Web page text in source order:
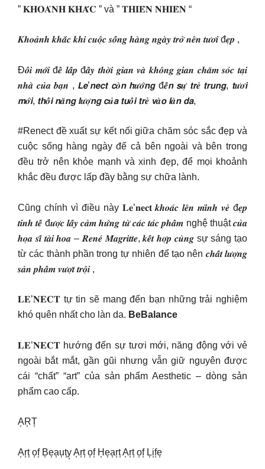
” 𝐊𝐇𝐎𝐀̉𝐍𝐇 𝐊𝐇𝐀̆́𝐂 ” và ” 𝐓𝐇𝐈𝐄̂𝐍 𝐍𝐇𝐈𝐄̂𝐍 “
𝑲𝒉𝒐𝒂̉𝒏𝒉 𝒌𝒉𝒂̆́𝒄 𝒌𝒉𝒊 𝒄𝒖𝒐̣̂𝒄 𝒔𝒐̂́𝒏𝒈 𝒉𝒂̀𝒏𝒈 𝒏𝒈𝒂̀𝒚 𝒕𝒓𝒐̛̉ 𝒏𝒆̂𝒏 𝒕𝒖̛𝒐̛𝒊 đ𝒆̣𝒑 ,
Đ𝒐̂̉𝒊 𝒎𝒐̛́𝒊 đ𝒆̂̉ 𝒍𝒂̂́𝒑 đ𝒂̂̀𝒚 𝒕𝒉𝒐̛̀𝒊 𝒈𝒊𝒂𝒏 𝒗𝒂̀ 𝒌𝒉𝒐̂𝒏𝒈 𝒈𝒊𝒂𝒏 𝒄𝒉𝒂̆𝒎 𝒔𝒐́𝒄 𝒕𝒂̣𝒊
𝒏𝒉𝒂̀ 𝒄𝒖̉𝒂 𝒃𝒂̣𝒏 , 𝙇𝙚’𝙣𝙚𝙘𝙩 𝙘𝒐̀𝙣 𝙝𝒖̛𝒐̛́𝙣𝙜 đ𝒆̂́𝙣 𝙨𝒖̛̣ 𝙩𝙧𝒆̉ 𝙩𝙧𝙪𝙣𝙜, 𝙩𝒖̛𝒐̛𝙞
𝙢𝒐̛́𝙞, 𝙩𝙝𝒐̂̉𝙞 𝙣𝒂̆𝙣𝙜 𝙡𝒖̛𝒐̛̣𝙣𝙜 𝙘𝒖̉𝙖 𝙩𝙪𝒐̂̉𝙞 𝙩𝙧𝒆̉ 𝙫𝒂̀𝙤 𝙡𝒂̀𝙣 𝙙𝙖,
#Renect đề xuất sự kết nối giữa chăm sóc sắc đẹp và
cuộc sống hàng ngày để cả bên ngoài và bên trong
đều trở nên khỏe mạnh và xinh đẹp, để mọi khoảnh
khắc đều được lấp đầy bằng sự chữa lành.
Cũng chính vì điều này 𝐋𝐞’𝐧𝐞𝐜𝐭 𝒌𝒉𝒐𝒂́𝒄 𝒍𝒆̂𝒏 𝒎𝒊̀𝒏𝒉 𝒗𝒆̉ đ𝒆̣𝒑
𝒕𝒊𝒏𝒉 𝒕𝒆̂́ đ𝒖̛𝒐̛̣𝒄 𝒍𝒂̂́𝒚 𝒄𝒂̉𝒎 𝒉𝒖̛́𝒏𝒈 𝒕𝒖̛̀ 𝒄𝒂́𝒄 𝒕𝒂́𝒄 𝒑𝒉𝒂̂̉𝒎 nghệ thuật 𝒄𝒖̉𝒂
𝒉𝒐̣𝒂 𝒔𝒊̃ 𝒕𝒂̀𝒊 𝒉𝒐𝒂 – 𝑹𝒆𝒏𝒆́ 𝑴𝒂𝒈𝒓𝒊𝒕𝒕𝒆, 𝒌𝒆̂́𝒕 𝒉𝒐̛̣𝒑 𝒄𝒖̀𝒏𝒈 sự sáng tạo
từ các thành phần trong tự nhiên để tạo nên 𝒄𝒉𝒂̂́𝒕 𝒍𝒖̛𝒐̛̣𝒏𝒈
𝒔𝒂̉𝒏 𝒑𝒉𝒂̂̉𝒎 𝒗𝒖̛𝒐̛̣𝒕 𝒕𝒓𝒐̣̂𝒊 ,
𝐋𝐄’𝐍𝐄𝐂𝐓 tự tin sẽ mang đến bạn những trải nghiệm
khó quên nhất cho làn da. BeBalance
𝐋𝐄’𝐍𝐄𝐂𝐓 hướng đến sự tươi mới, năng động với vẻ
ngoài bắt mắt, gần gũi nhưng vẫn giữ nguyên được
cái “chất” “art” của sản phẩm Aesthetic – dòng sản
phẩm cao cấp.
A͎R͎T͎
A͎r͎t͎ o͎f͎ B͎e͎a͎u͎t͎y͎ A͎r͎t͎ o͎f͎ H͎e͎a͎r͎t͎ A͎r͎t͎ o͎f͎ L͎i͎f͎e͎